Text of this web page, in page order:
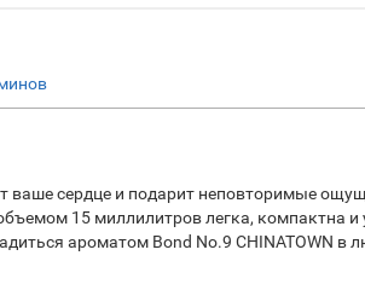
сердце и подарит неповторимые
15 миллилитров легка, компактна и
ароматом Bond No.9 CHINATOWN в